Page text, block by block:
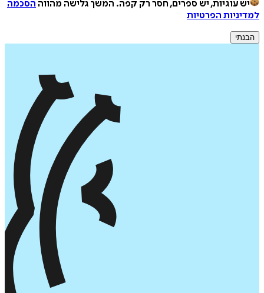
יש עוגיות, יש ספרים, חסר רק קפה. המשך גלישה מהווה הסכמה
למדיניות הפרטיות
הבנתי